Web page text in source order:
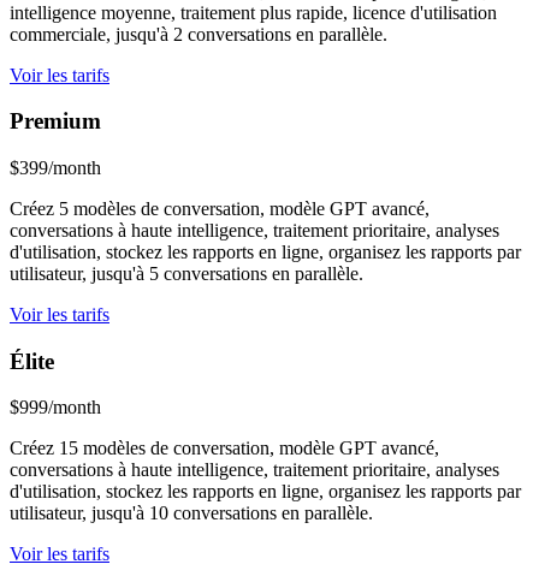
intelligence moyenne, traitement plus rapide, licence d'utilisation
commerciale, jusqu'à 2 conversations en parallèle.
Voir les tarifs
Premium
$399/month
Créez 5 modèles de conversation, modèle GPT avancé,
conversations à haute intelligence, traitement prioritaire, analyses
d'utilisation, stockez les rapports en ligne, organisez les rapports par
utilisateur, jusqu'à 5 conversations en parallèle.
Voir les tarifs
Élite
$999/month
Créez 15 modèles de conversation, modèle GPT avancé,
conversations à haute intelligence, traitement prioritaire, analyses
d'utilisation, stockez les rapports en ligne, organisez les rapports par
utilisateur, jusqu'à 10 conversations en parallèle.
Voir les tarifs